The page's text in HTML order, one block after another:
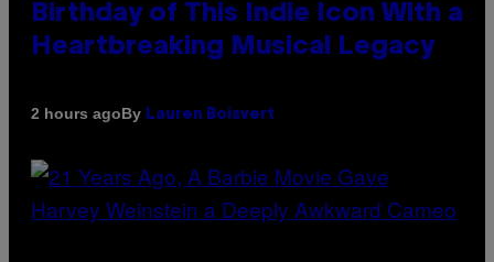
Birthday of This Indie Icon With a
Heartbreaking Musical Legacy
2 hours agoBy Lauren Boisvert